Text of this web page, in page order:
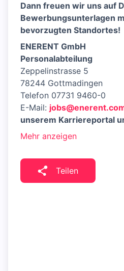
Dann freuen wir uns auf
Bewerbungsunterlagen
bevorzugten Standortes!
ENERENT GmbH
Personalabteilung
Zeppelinstrasse 5
78244 Gottmadingen
Telefon 07731 9460-0
E-Mail:
unserem Karriereportal
Mehr anzeigen
Teilen